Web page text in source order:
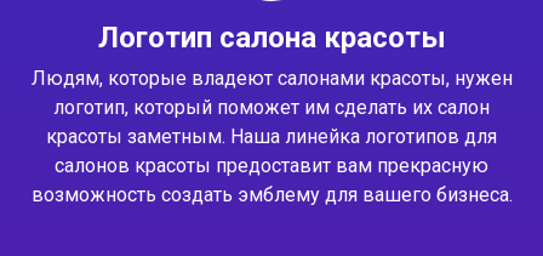
Логотип салона красоты
Людям, которые владеют салонами красоты, нужен
логотип, который поможет им сделать их салон
красоты заметным. Наша линейка логотипов для
салонов красоты предоставит вам прекрасную
возможность создать эмблему для вашего бизнеса.